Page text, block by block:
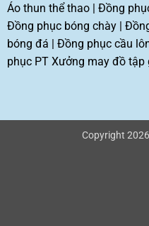
Áo thun thể thao| Đồng
Đồng phục bóng chày|
bóng đá | Đồng phục cầu
phục PT Xưởng may đồ tập
Copyright